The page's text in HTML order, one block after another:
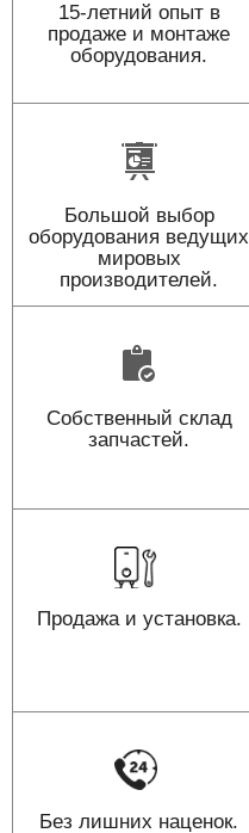
15-летний опыт в
продаже и монтаже
оборудования.
Большой выбор
оборудования ведущих
мировых
производителей.
Собственный склад
запчастей.
Продажа и установка.
Без лишних наценок.